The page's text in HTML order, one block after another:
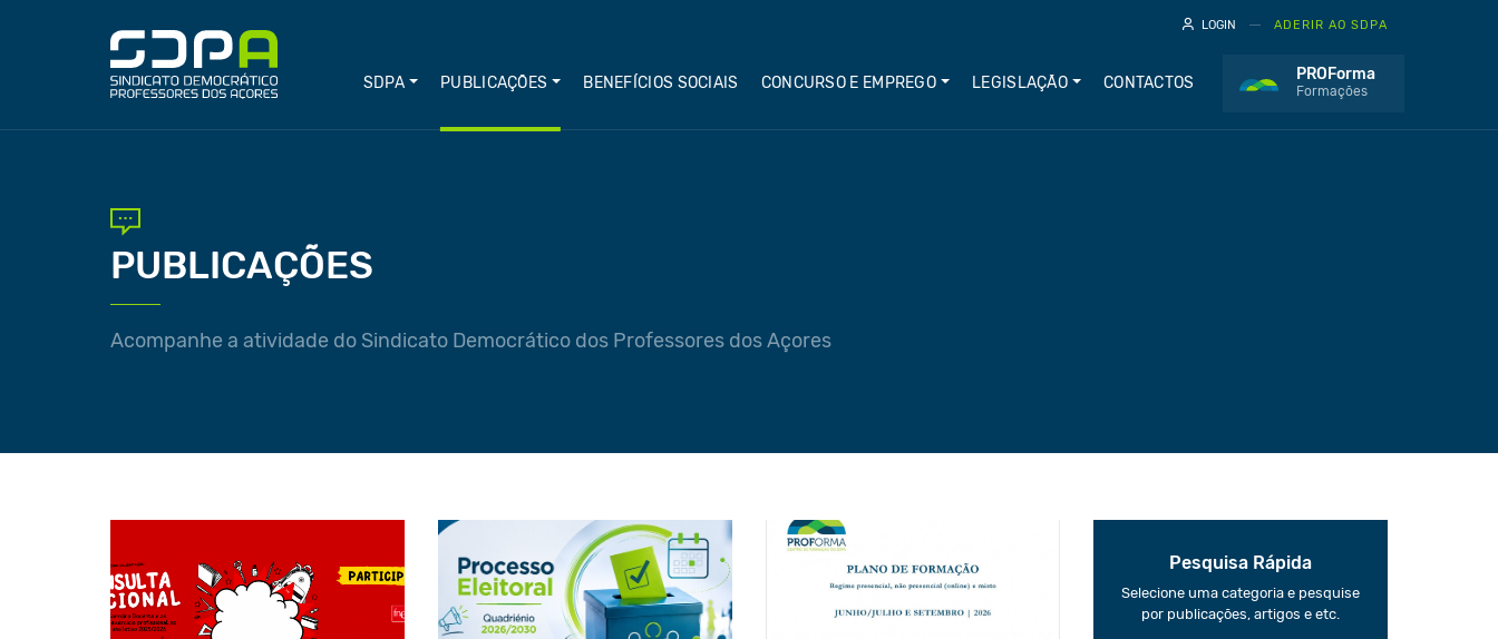
LOGIN ADERIR AO SDPA
SDPA PUBLICAÇÕES BENEFÍCIOS SOCIAIS CONCURSO E EMPREGO LEGISLAÇÃO CONTACTOS
PROForma
Formações
PUBLICAÇÕES
Acompanhe a atividade do Sindicato Democrático dos Professores dos Açores
Pesquisa Rápida
Selecione uma categoria e pesquise
por publicações, artigos e etc.